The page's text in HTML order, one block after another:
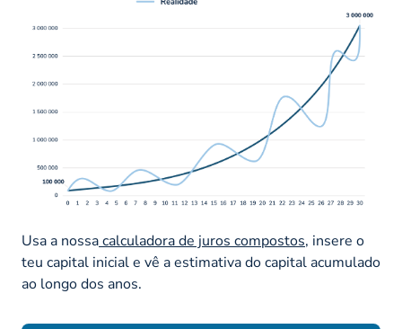
Usa a nossacalculadora de juros compostos, insere o
teu capital inicial e vê a estimativa do capital acumulado
ao longo dos anos.